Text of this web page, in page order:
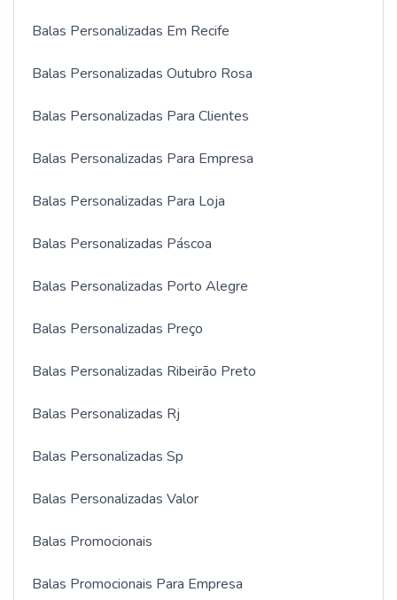
Balas Personalizadas Em Recife
Balas Personalizadas Outubro Rosa
Balas Personalizadas Para Clientes
Balas Personalizadas Para Empresa
Balas Personalizadas Para Loja
Balas Personalizadas Páscoa
Balas Personalizadas Porto Alegre
Balas Personalizadas Preço
Balas Personalizadas Ribeirão Preto
Balas Personalizadas Rj
Balas Personalizadas Sp
Balas Personalizadas Valor
Balas Promocionais
Balas Promocionais Para Empresa